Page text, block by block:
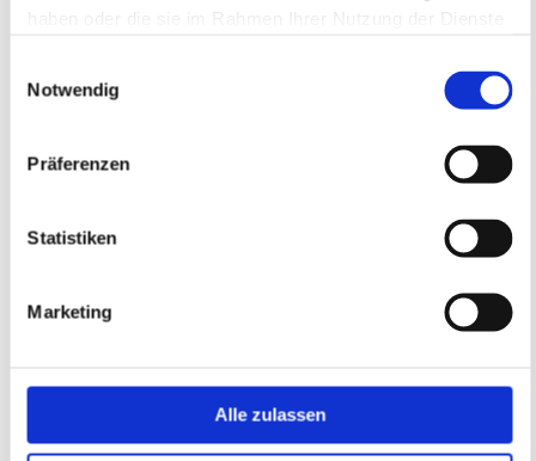
Notwendig
Präferenzen
Statistiken
Marketing
Alle zulassen
Die neuen B-DKS bringen wichtige Änderungen für